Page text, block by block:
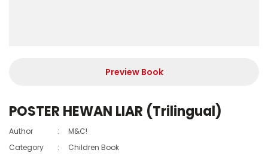
Preview Book
POSTER HEWAN LIAR (Trilingual)
Author :
M&C!
Category
: Children Book